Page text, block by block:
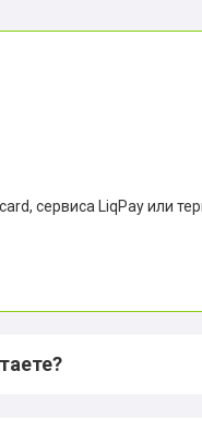
сервиса LiqPay или